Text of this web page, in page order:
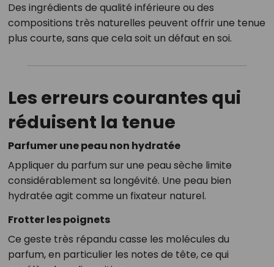
Des ingrédients de qualité inférieure ou des
compositions très naturelles peuvent offrir une tenue
plus courte, sans que cela soit un défaut en soi.
Les erreurs courantes qui
réduisent la tenue
Parfumer une peau non hydratée
Appliquer du parfum sur une peau sèche limite
considérablement sa longévité. Une peau bien
hydratée agit comme un fixateur naturel.
Frotter les poignets
Ce geste très répandu casse les molécules du
parfum, en particulier les notes de tête, ce qui